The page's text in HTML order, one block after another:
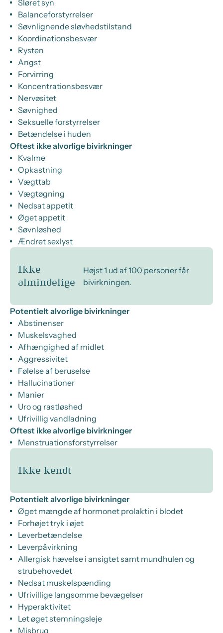
Sløret syn
Balanceforstyrrelser
Søvnlignende sløvhedstilstand
Koordinationsbesvær
Rysten
Angst
Forvirring
Koncentrationsbesvær
Nervøsitet
Søvnighed
Seksuelle forstyrrelser
Betændelse i huden
Oftest ikke alvorlige bivirkninger
Kvalme
Opkastning
Vægttab
Vægtøgning
Nedsat appetit
Øget appetit
Søvnløshed
Ændret sexlyst
Ikke
almindelige
Højst 1 ud af 100 personer får
bivirkningen.
Potentielt alvorlige bivirkninger
Abstinenser
Muskelsvaghed
Afhængighed af midlet
Aggressivitet
Følelse af beruselse
Hallucinationer
Manier
Uro og rastløshed
Ufrivillig vandladning
Oftest ikke alvorlige bivirkninger
Menstruationsforstyrrelser
Ikke kendt
Potentielt alvorlige bivirkninger
Øget mængde af hormonet prolaktin i blodet
Forhøjet tryk i øjet
Leverbetændelse
Leverpåvirkning
Allergisk hævelse i ansigtet samt mundhulen og
strubehovedet
Nedsat muskelspænding
Ufrivillige langsomme bevægelser
Hyperaktivitet
Let øget stemningsleje
Misbrug